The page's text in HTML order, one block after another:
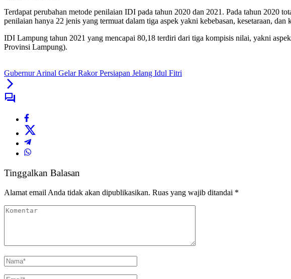
Terdapat perubahan metode penilaian IDI pada tahun 2020 dan 2021. Pada tahun 2020
penilaian hanya 22 jenis yang termuat dalam tiga aspek yakni kebebasan, kesetaraan, dan
IDI Lampung tahun 2021 yang mencapai 80,18 terdiri dari tiga kompisis nilai, yakni
Provinsi Lampung).
Gubernur Arinal Gelar Rakor Persiapan Jelang Idul Fitri
Tinggalkan Balasan
Alamat email Anda tidak akan dipublikasikan. Ruas yang wajib ditandai *